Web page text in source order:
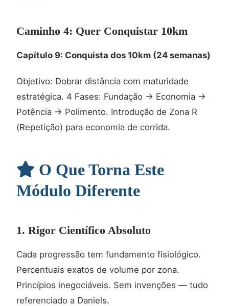
Caminho 4: Quer Conquistar 10km
Capítulo 9: Conquista dos 10km (24 semanas)
Objetivo: Dobrar distância com maturidade
estratégica. 4 Fases: Fundação → Economia →
Potência → Polimento. Introdução de Zona R
(Repetição) para economia de corrida.
O Que Torna Este
Módulo Diferente
1. Rigor Científico Absoluto
Cada progressão tem fundamento fisiológico.
Percentuais exatos de volume por zona.
Princípios inegociáveis. Sem invenções — tudo
referenciado a Daniels.